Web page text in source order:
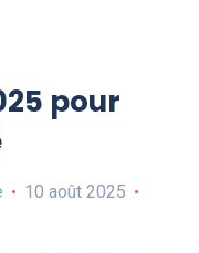
pour
10 août 2025